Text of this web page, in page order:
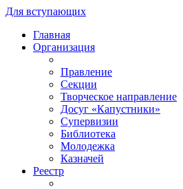
Для вступающих
Главная
Организация
Правление
Секции
Творческое направление
Досуг «Капустники»
Супервизии
Библиотека
Молодежка
Казначей
Реестр